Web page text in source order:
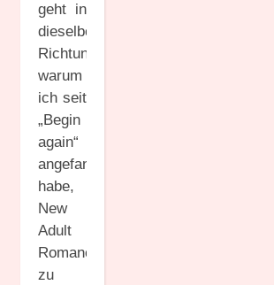
geht in
dieselbe
Richtung,
warum
ich seit
„Begin
again“
angefangen
habe,
New
Adult
Romane
zu